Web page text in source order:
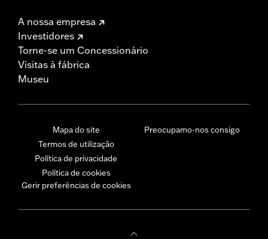
A nossa empresa
Investidores
Torne-se um Concessionário
Visitas à fábrica
Museu
Mapa do site
Termos de utilização
Política de privacidade
Política de cookies
Gerir preferências de cookies
Preocupamo-nos consigo